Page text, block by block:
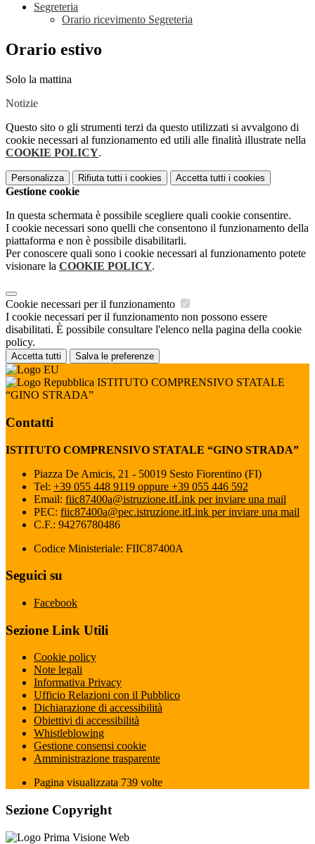
Segreteria
Orario ricevimento Segreteria
Orario estivo
Solo la mattina
Notizie
Questo sito o gli strumenti terzi da questo utilizzati si avvalgono di
cookie necessari al funzionamento ed utili alle finalità illustrate nella
COOKIE POLICY.
Personalizza Rifiuta tutti i cookies Accetta tutti i cookies
Gestione cookie
In questa schermata è possibile scegliere quali cookie consentire.
I cookie necessari sono quelli che consentono il funzionamento della
piattaforma e non è possibile disabilitarli.
Per conoscere quali sono i cookie necessari al funzionamento potete
visionare la COOKIE POLICY.
Cookie necessari per il funzionamento
I cookie necessari per il funzionamento non possono essere
disabilitati. È possibile consultare l'elenco nella pagina della cookie
policy.
Accetta tutti Salva le preferenze
ISTITUTO COMPRENSIVO STATALE
“GINO STRADA”
Contatti
ISTITUTO COMPRENSIVO STATALE “GINO STRADA”
Piazza De Amicis, 21 - 50019 Sesto Fiorentino (FI)
Tel: +39 055 448 9119 oppure +39 055 446 592
Email: fiic87400a@istruzione.itLink per inviare una mail
PEC: fiic87400a@pec.istruzione.itLink per inviare una mail
C.F.: 94276780486
Codice Ministeriale: FIIC87400A
Seguici su
Facebook
Sezione Link Utili
Cookie policy
Note legali
Informativa Privacy
Ufficio Relazioni con il Pubblico
Dichiarazione di accessibilità
Obiettivi di accessibilità
Whistleblowing
Gestione consensi cookie
Amministrazione trasparente
Pagina visualizzata 739 volte
Sezione Copyright